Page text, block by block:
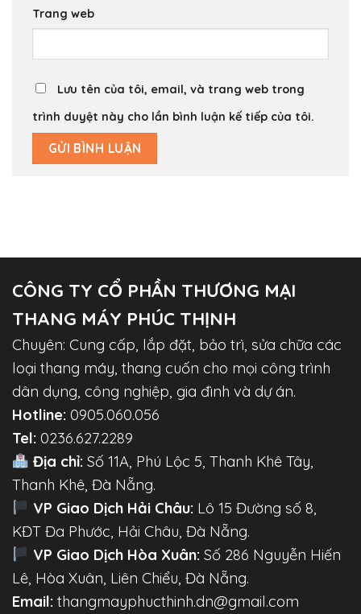
Trang web
Lưu tên của tôi, email, và trang web trong
trình duyệt này cho lần bình luận kế tiếp của tôi.
CÔNG TY CỔ PHẦN THƯƠNG MẠI
THANG MÁY PHÚC THỊNH
Chuyên: Cung cấp, lắp đặt, bảo trì, sửa chữa các
loại thang máy, thang cuốn cho mọi công trình
dân dụng, công nghiệp, gia đình và dự án.
Hotline: 0905.060.056
Tel: 0236.627.2289
Địa chỉ: Số 11A, Phú Lộc 5, Thanh Khê Tây,
Thanh Khê, Đà Nẵng.
VP Giao Dịch Hải Châu: Lô 15 Đường số 8,
KĐT Đa Phước, Hải Châu, Đà Nẵng.
VP Giao Dịch Hòa Xuân: Số 286 Nguyễn Hiến
Lê, Hòa Xuân, Liên Chiểu, Đà Nẵng.
Email: thangmayphucthinh.dn@gmail.com